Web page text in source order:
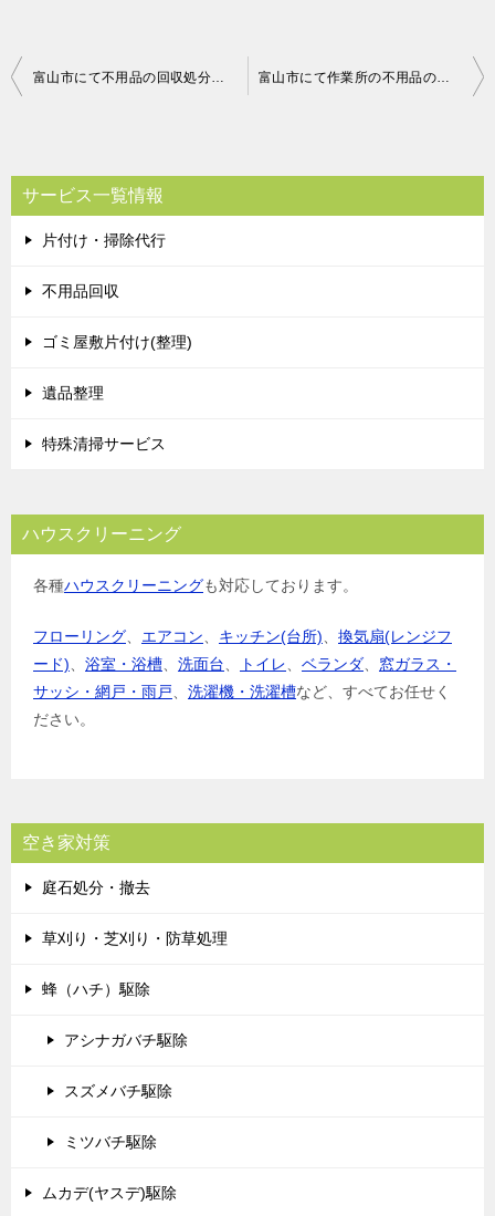
投
ビ
ゲ
ー
シ
富山市にて不用品の回収処分のご依頼 お客様の声 富山市にて作業所の不用品の回収処分のご依頼 お客様の声
サービス一覧情報
片付け・掃除代行
不用品回収
ゴミ屋敷片付け(整理)
遺品整理
特殊清掃サービス
ハウスクリーニング
各種ハウスクリーニングも対応しております。
フローリング、 エアコン、 キッチン(台所)、 換気扇(レンジフ
ード)、 浴室・浴槽、 洗面台、 トイレ、 ベランダ、 窓ガラス・
サッシ・網戸・雨戸、 洗濯機・洗濯槽など、すべてお任せく
ださい。
空き家対策
庭石処分・撤去
草刈り・芝刈り・防草処理
蜂（ハチ）駆除
アシナガバチ駆除
スズメバチ駆除
ミツバチ駆除
ムカデ(ヤスデ)駆除